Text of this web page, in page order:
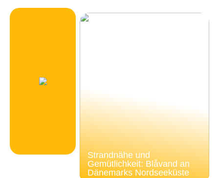
Strandnähe und
Gemütlichkeit: Blåvand an
Dänemarks Nordseeküste